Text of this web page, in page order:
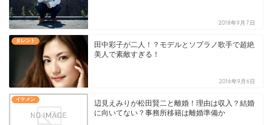
2018年9月7日
タレント
田中彩子が二人！？モデルとソプラノ歌手で超絶
美人で素敵すぎる！
2016年9月6日
イケメン
辺見えみりが松田賢二と離婚！理由は収入？結婚
に向いてない？事務所移籍は離婚準備か